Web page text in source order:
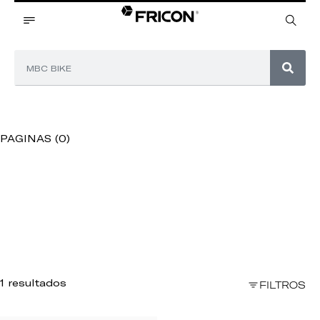
PAGINAS (0)
1 resultados FILTROS